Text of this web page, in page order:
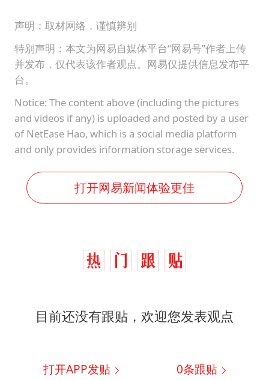
声明：取材网络，谨慎辨别
特别声明：本文为网易自媒体平台“网易号”作者上传
并发布，仅代表该作者观点。网易仅提供信息发布平
台。
Notice: The content above (including the pictures
and videos if any) is uploaded and posted by a user
of NetEase Hao, which is a social media platform
and only provides information storage services.
打开网易新闻体验更佳
目前还没有跟贴，欢迎您发表观点
打开APP发贴 0条跟贴